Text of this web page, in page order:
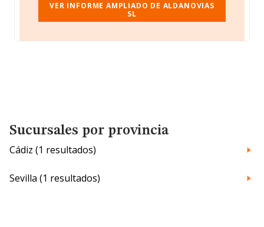
VER INFORME AMPLIADO DE ALDANOVIAS
SL
Sucursales por provincia
Cádiz (1 resultados)
Sevilla (1 resultados)